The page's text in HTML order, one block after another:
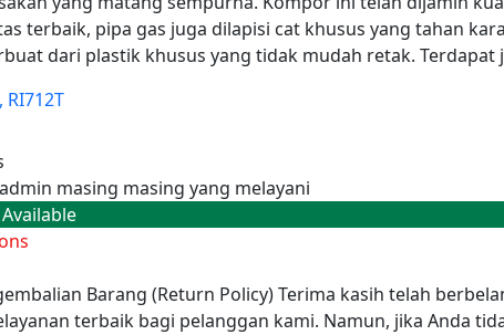
terbaik, pipa gas juga dilapisi cat khusus yang tahan
dari plastik khusus yang tidak mudah retak.
RI712T
masing masing yang melayani
Barang (Return Policy) Terima kasih telah
terbaik bagi pelanggan kami. Namun, jika Anda